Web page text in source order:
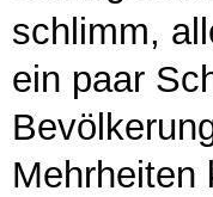
schlimm,
ein paar
Mehrheiten